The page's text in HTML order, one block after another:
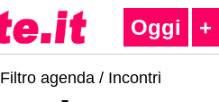
Oggi +
Filtro agenda / Incontri